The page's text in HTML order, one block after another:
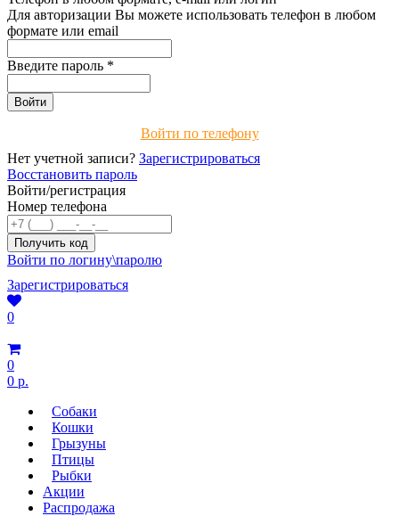
Для авторизации Вы можете использовать телефон в любом
формате или email
Введите пароль *
Войти по телефону
Нет учетной записи? Зарегистрироваться
Восстановить пароль
Войти/регистрация
Номер телефона
Войти по логину\паролю
Зарегистрироваться
0
0
0 р.
Собаки
Кошки
Грызуны
Птицы
Рыбки
Акции
Распродажа